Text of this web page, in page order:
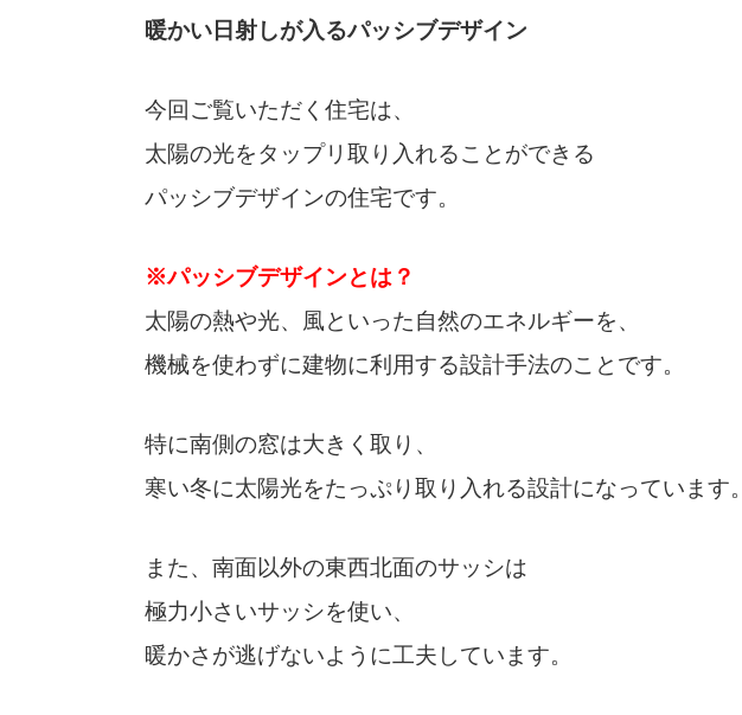
暖かい日射しが入るパッシブデザイン
今回ご覧いただく住宅は、
太陽の光をタップリ取り入れることができる
パッシブデザインの住宅です。
※パッシブデザインとは？
太陽の熱や光、風といった自然のエネルギーを、
機械を使わずに建物に利用する設計手法のことです。
特に南側の窓は大きく取り、
寒い冬に太陽光をたっぷり取り入れる設計になっています。
また、南面以外の東西北面のサッシは
極力小さいサッシを使い、
暖かさが逃げないように工夫しています。